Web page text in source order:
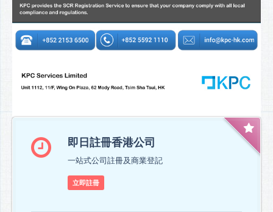
即日註冊香港公司
一站式公司註冊及商業登記
立即註冊